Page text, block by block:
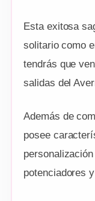
Esta exitosa
solitario como
tendrás que
salidas del
Además de
posee
potenciadores